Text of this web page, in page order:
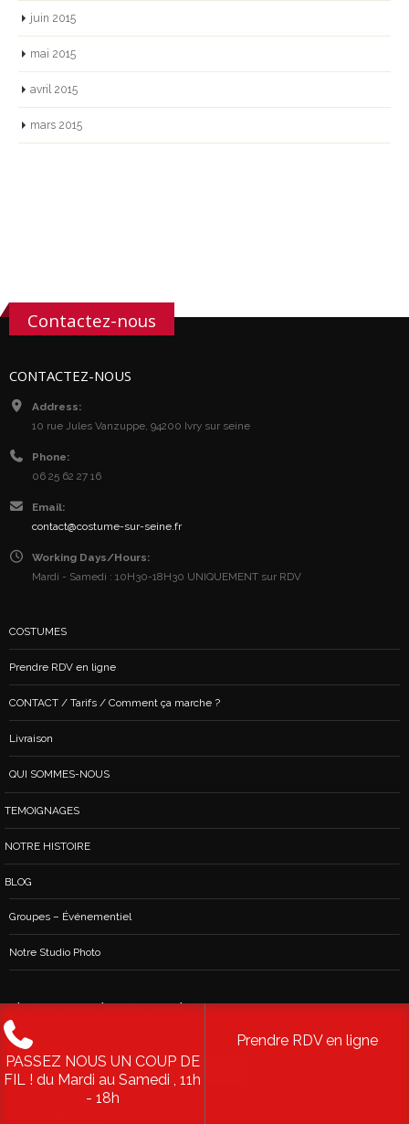
juin 2015
mai 2015
avril 2015
mars 2015
Contactez-nous
CONTACTEZ-NOUS
Address:
10 rue Jules Vanzuppe, 94200 Ivry sur seine
Phone:
06 25 62 27 16
Email:
contact@costume-sur-seine.fr
Working Days/Hours:
Mardi - Samedi : 10H30-18H30 UNIQUEMENT sur RDV
COSTUMES
Prendre RDV en ligne
CONTACT / Tarifs / Comment ça marche ?
Livraison
QUI SOMMES-NOUS
TEMOIGNAGES
NOTRE HISTOIRE
BLOG
Groupes – Événementiel
Notre Studio Photo
Abonnez-vous à notre newsletter
E-mail
PASSEZ NOUS UN COUP DE
FIL ! du Mardi au Samedi , 11h
- 18h
Prendre RDV en ligne